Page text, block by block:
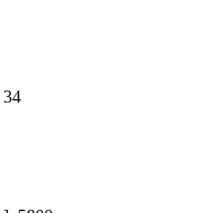
34